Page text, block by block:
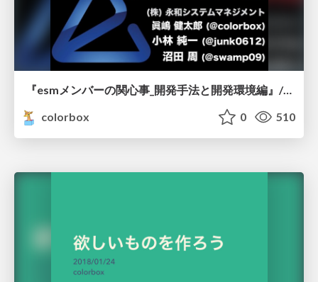
『esmメンバーの関心事_開発手法と開発環境編』/esm_member_concern.pdf
colorbox
0 510